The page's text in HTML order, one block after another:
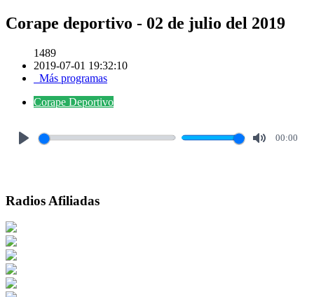
Corape deportivo - 02 de julio del 2019
1489
2019-07-01 19:32:10
Más programas
Corape Deportivo
00:00
Radios Afiliadas